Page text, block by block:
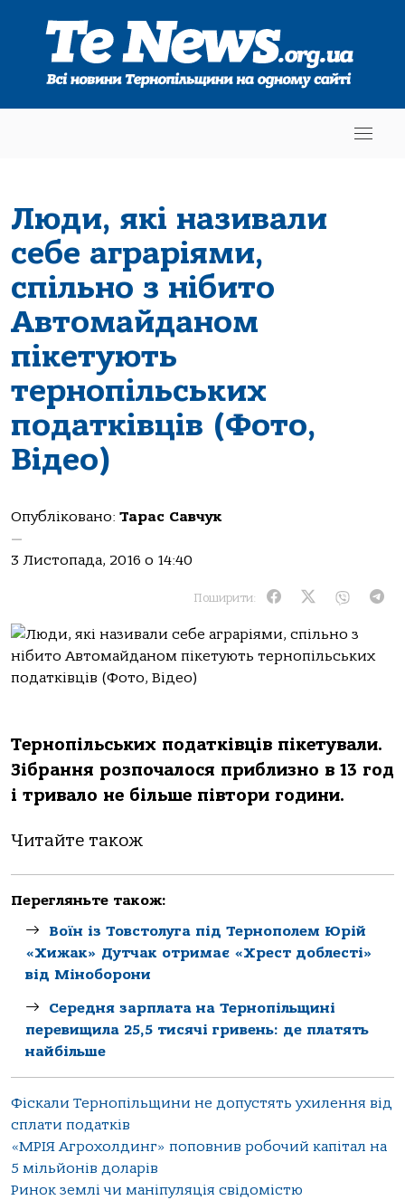
Люди, які називали
себе аграріями,
спільно з нібито
Автомайданом
пікетують
тернопільських
податківців (Фото,
Відео)
Опубліковано: Тарас Савчук
—
3 Листопада, 2016 о 14:40
Поширити:
Тернопільських податківців пікетували.
Зібрання розпочалося приблизно в 13 год
і тривало не більше півтори години.
Читайте також
Перегляньте також:
Воїн із Товстолуга під Тернополем Юрій
«Хижак» Дутчак отримає «Хрест доблесті»
від Міноборони
Середня зарплата на Тернопільщині
перевищила 25,5 тисячі гривень: де платять
найбільше
Фіскали Тернопільщини не допустять ухилення від
сплати податків
«МРІЯ Агрохолдинг» поповнив робочий капітал на
5 мільйонів доларів
Ринок землі чи маніпуляція свідомістю